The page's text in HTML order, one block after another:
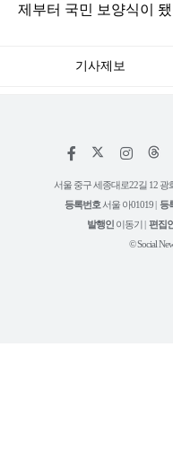
제부터 국민 보양식이
기사제보
페
스
북
인
타
그
램
서울 중구 세종대로22길 12 광
등록번호 서울 아01019 | 등
발행인 이동기 | 편집
© Social